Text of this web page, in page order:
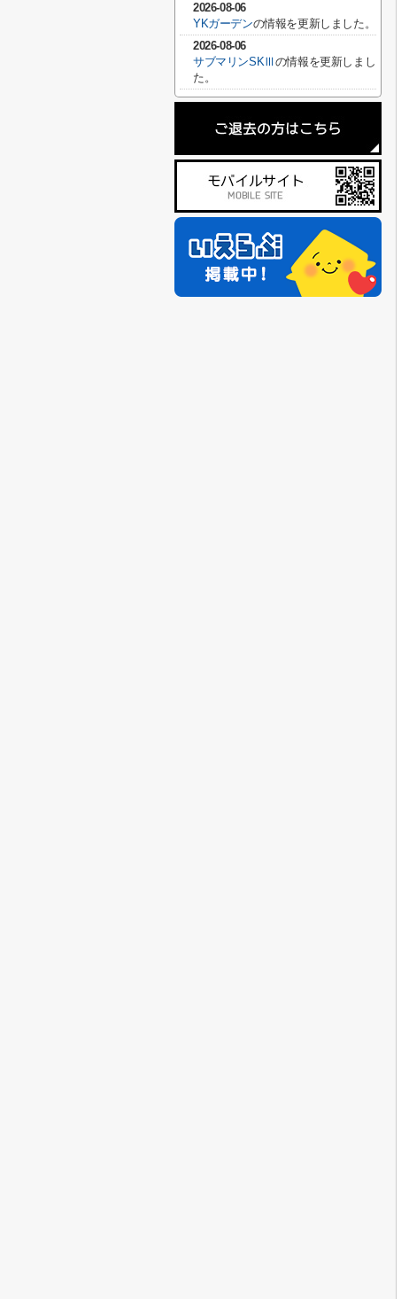
2026-08-06
YKガーデンの情報を更新しました。
2026-08-06
サブマリンSKⅢ の情報を更新しまし
た。